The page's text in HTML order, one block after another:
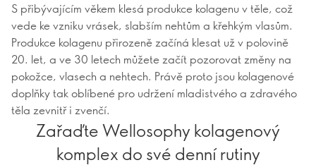
S přibývajícím věkem klesá produkce kolagenu v těle, což
vede ke vzniku vrásek, slabším nehtům a křehkým vlasům.
Produkce kolagenu přirozeně začíná klesat už v polovině
20. let, a ve 30 letech můžete začít pozorovat změny na
pokožce, vlasech a nehtech. Právě proto jsou kolagenové
doplňky tak oblíbené pro udržení mladistvého a zdravého
těla zevnitř i zvenčí.
Zařaďte Wellosophy kolagenový
komplex do své denní rutiny